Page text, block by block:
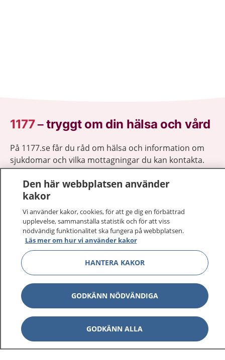
1177–tryggt om din hälsa och vård
På 1177.se får du råd om hälsa och information om
sjukdomar och vilka mottagningar du kan kontakta.
Logga in för att läsa din journal och göra dina
vårdärenden. Ring telefonnummer 1177 för
sjukvårdsrådgivning dygnet runt.
1177 ger dig råd när du vill må bättre.
1177 på flera språk Visa
Om 1177 Visa
Kontakt Visa
Den här webbplatsen använder
kakor
Vi använder kakor, cookies, för att ge dig en förbättrad
upplevelse, sammanställa statistik och för att viss
nödvändig funktionalitet ska fungera på webbplatsen.
Läs mer om hur vi använder kakor
HANTERA KAKOR
GODKÄNN NÖDVÄNDIGA
GODKÄNN ALLA